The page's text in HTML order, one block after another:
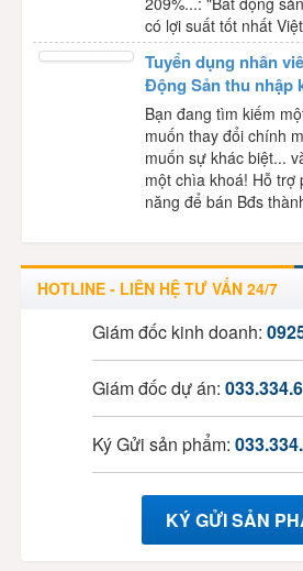
có lợi suất tốt nhất
Tuyển dụng nhân
Động Sản thu nhập
Bạn đang tìm kiếm
muốn thay đổi chính
muốn sự khác biệt...
một chìa khoá! Hỗ trợ
năng để bán Bđs
HOTLINE - LIÊN HỆ TƯ VẤN 24/7
Giám đốc kinh doanh:
Giám đốc dự án:
Ký Gửi sản phẩm:
KÝ GỬI SẢN